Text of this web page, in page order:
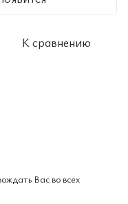
К сравнению
Вас во всех